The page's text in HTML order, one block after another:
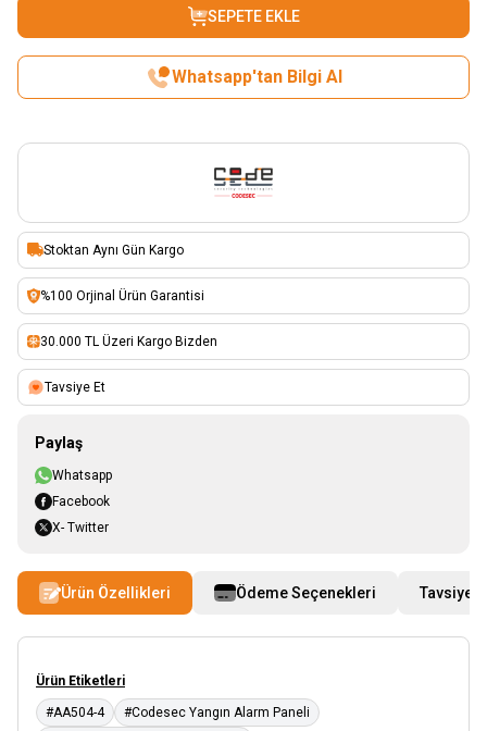
SEPETE EKLE
Whatsapp'tan Bilgi Al
Stoktan Aynı Gün Kargo
%100 Orjinal Ürün Garantisi
30.000 TL Üzeri Kargo Bizden
Tavsiye Et
Paylaş
Whatsapp
Facebook
X- Twitter
Ürün Özellikleri Ödeme Seçenekleri Tavsiye
Ürün Etiketleri
#AA504-4
#Codesec Yangın Alarm Paneli